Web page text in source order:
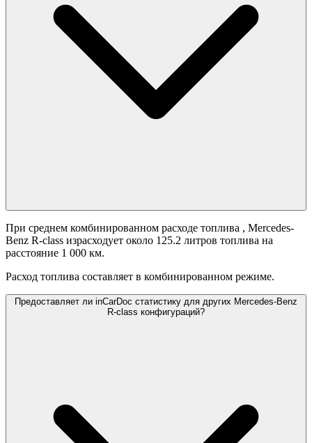
При среднем комбинированном расходе топлива , Mercedes-
Benz R-class израсходует около 125.2 литров топлива на
расстояние 1 000 км.
Расход топлива составляет в комбинированном режиме.
Предоставляет ли inCarDoc статистику для других Mercedes-Benz
R-class конфигураций?